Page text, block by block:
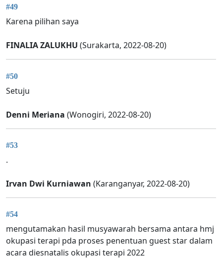
#49
Karena pilihan saya
FINALIA ZALUKHU (Surakarta, 2022-08-20)
#50
Setuju
Denni Meriana (Wonogiri, 2022-08-20)
#53
.
Irvan Dwi Kurniawan (Karanganyar, 2022-08-20)
#54
mengutamakan hasil musyawarah bersama antara hmj
okupasi terapi pda proses penentuan guest star dalam
acara diesnatalis okupasi terapi 2022